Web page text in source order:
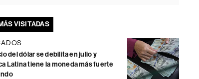
VISITADAS
del dólar se debilita en julio y
Latina tiene la moneda más fuerte